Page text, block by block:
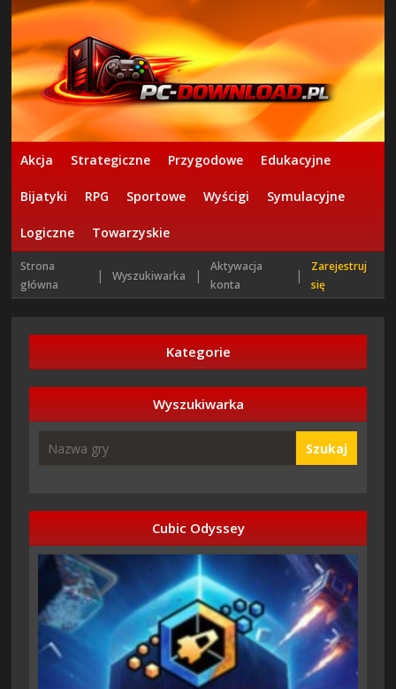
Akcja Strategiczne Przygodowe Edukacyjne
Bijatyki RPG Sportowe Wyścigi Symulacyjne
Logiczne Towarzyskie
Strona
główna
| Wyszukiwarka |
Aktywacja
konta
|
Zarejestruj
się
Kategorie
Wyszukiwarka
Szukaj
Cubic Odyssey